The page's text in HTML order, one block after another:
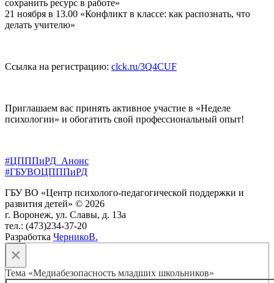
сохранить ресурс в работе»
21 ноября в 13.00 «Конфликт в классе: как распознать, что
делать учителю»
Ссылка на регистрацию: clck.ru/3Q4CUF
Приглашаем вас принять активное участие в «Неделе
психологии» и обогатить свой профессиональный опыт!
#ЦПППиРД_Анонс
#ГБУВОЦПППиРД
ГБУ ВО «Центр психолого-педагогической поддержки и
развития детей» © 2026
г. Воронеж, ул. Славы, д. 13а
тел.: (473)234-37-20
Разработка ЧерникоВ.
×
Тема «Медиабезопасность младших школьников»